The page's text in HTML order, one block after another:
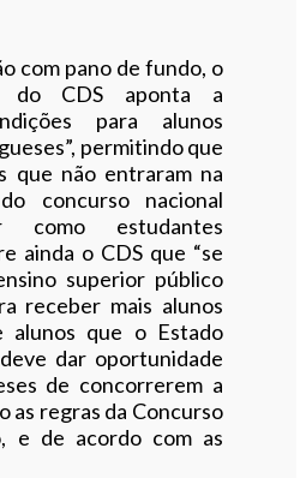
com pano de fundo, o
do CDS aponta a
para alunos
permitindo que
que não entraram na
concurso nacional
como estudantes
ainda o CDS que “se
superior público
receber mais alunos
alunos que o Estado
dar oportunidade
de concorrerem a
as regras da Concurso
e de acordo com as